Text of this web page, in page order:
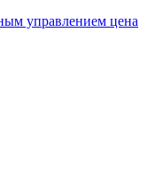
управлением цена